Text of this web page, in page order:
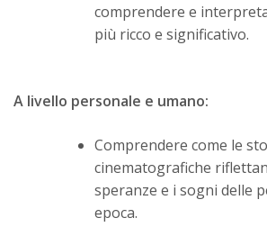
comprendere e
più ricco e significativo.
A livello personale e umano:
Comprendere come le
cinematografiche
speranze e i sogni delle
epoca.